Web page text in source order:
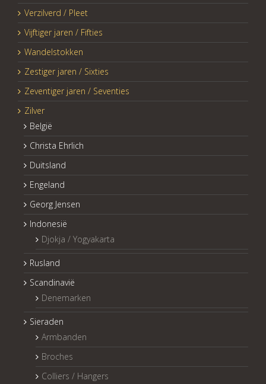
Verzilverd / Pleet
Vijftiger jaren / Fifties
Wandelstokken
Zestiger jaren / Sixties
Zeventiger jaren / Seventies
Zilver
België
Christa Ehrlich
Duitsland
Engeland
Georg Jensen
Indonesië
Djokja / Yogyakarta
Rusland
Scandinavië
Denemarken
Sieraden
Armbanden
Broches
Colliers / Hangers